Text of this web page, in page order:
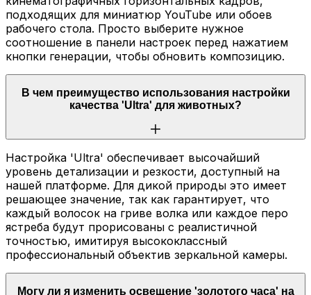
подходящих для миниатюр YouTube или обоев
рабочего стола. Просто выберите нужное
соотношение в панели настроек перед нажатием
кнопки генерации, чтобы обновить композицию.
В чем преимущество использования настройки
качества 'Ultra' для животных?
Настройка 'Ultra' обеспечивает высочайший
уровень детализации и резкости, доступный на
нашей платформе. Для дикой природы это имеет
решающее значение, так как гарантирует, что
каждый волосок на гриве волка или каждое перо
ястреба будут прорисованы с реалистичной
точностью, имитируя высококлассный
профессиональный объектив зеркальной камеры.
Могу ли я изменить освещение 'золотого часа' на